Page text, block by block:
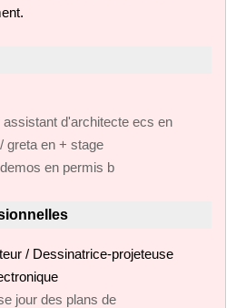
d'architecte ecs en
greta en + stage
en permis b
/ Dessinatrice-projeteuse
jour des plans de